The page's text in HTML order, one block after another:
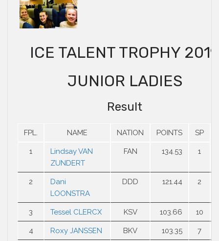
ICE TALENT TROPHY 2019
JUNIOR LADIES
Result
FPL. NAME NATION POINTS SP
1
Lindsay VAN
ZUNDERT
FAN 134.53 1
2
Dani
LOONSTRA
DDD 121.44 2
3 Tessel CLERCX KSV 103.66 10
4 Roxy JANSSEN BKV 103.35 7